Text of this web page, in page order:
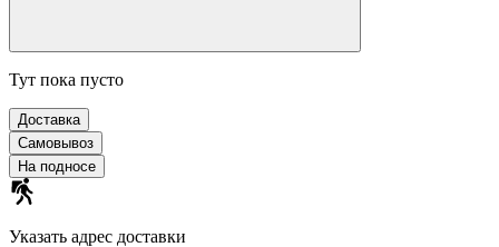
Тут пока пусто
Доставка
Самовывоз
На подносе
Указать адрес доставки